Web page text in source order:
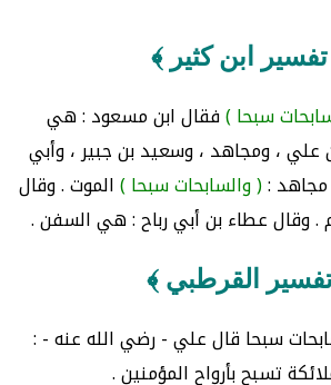
ابن كثير ﴾
سبحا )فقال ابن مسعود : هي
علي ، ومجاهد ، وسعيد بن جبير ، وأبي
مجاهد :( والسابحات سبحا )الموت . وقال
. وقال عطاء بن أبي رباح : هي السفن .
القرطبي ﴾
سبحا قال علي - رضي الله عنه - :
تسبح بأرواح المؤمنين .